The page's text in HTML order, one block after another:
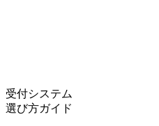
受付システム
選び方ガイド